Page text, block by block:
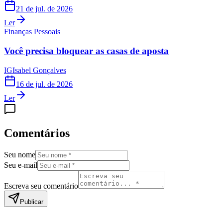
21 de jul. de 2026
Ler
Finanças Pessoais
Você precisa bloquear as casas de aposta
IGIsabel Gonçalves
16 de jul. de 2026
Ler
Comentários
Seu nome
Seu e-mail
Escreva seu comentário
Publicar